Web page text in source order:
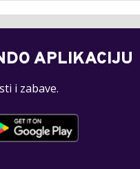
APLIKACIJU
i zabave.